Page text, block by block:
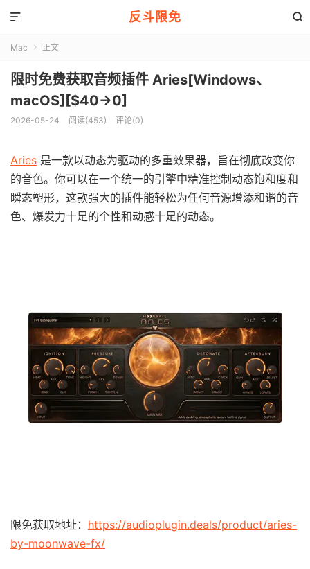
反斗限免 

Mac  正文
限时免费获取音频插件 Aries[Windows、
macOS][$40→0]
2026-05-24 阅读(453) 评论(0)
Aries 是一款以动态为驱动的多重效果器，旨在彻底改变你
的音色。你可以在一个统一的引擎中精准控制动态饱和度和
瞬态塑形，这款强大的插件能轻松为任何音源增添和谐的音
色、爆发力十足的个性和动感十足的动态。
限免获取地址： https://audioplugin.deals/product/aries-
by-moonwave-fx/